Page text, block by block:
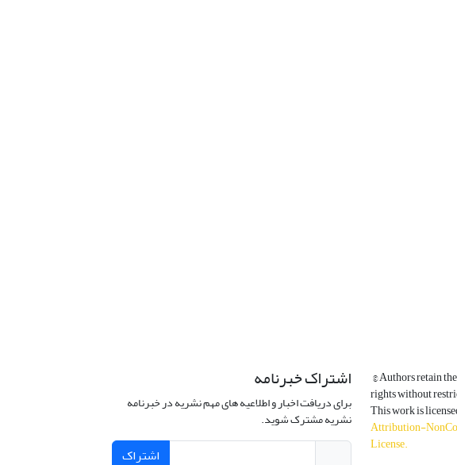
© Authors retain
rights without
This work is
Attribution-
License.
اشتراک خبرنامه
برای دریافت اخبار و اطلاعیه های مهم نشریه در خبرنامه
نشریه مشترک شوید.
اشتراک